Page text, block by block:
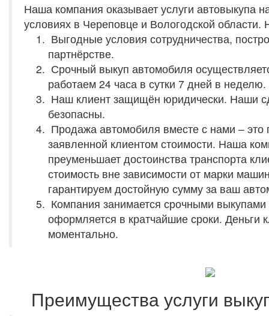
Наша компания оказывает услуги автовыкупа
условиях в Череповце и Вологодской
Выгодные условия сотрудничества,
партнёрстве.
Срочный выкуп автомобиля
работаем 24 часа в сутки 7 дней в неделю.
Наш клиент защищён юридически. Наши
безопасны.
Продажа автомобиля вместе с нами – это
заявленной клиентом стоимости. Наша
преуменьшает достоинства транспорта
стоимость вне зависимости от марки
гарантируем достойную сумму за ваш
Компания занимается срочными
оформляется в кратчайшие сроки. Деньги
моментально.
Преимущества услуги